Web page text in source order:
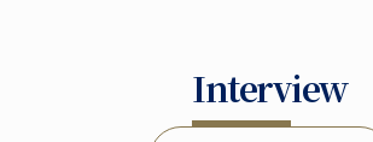
Interview